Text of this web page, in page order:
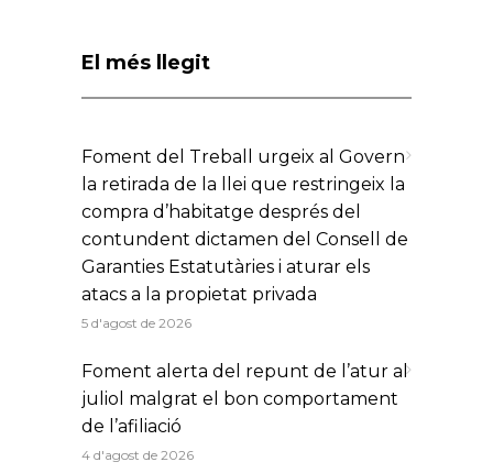
El més llegit
Foment del Treball urgeix al Govern
la retirada de la llei que restringeix la
compra d’habitatge després del
contundent dictamen del Consell de
Garanties Estatutàries i aturar els
atacs a la propietat privada
5 d'agost de 2026
Foment alerta del repunt de l’atur al
juliol malgrat el bon comportament
de l’afiliació
4 d'agost de 2026